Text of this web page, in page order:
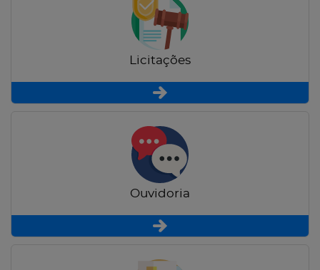
Licitações
Ouvidoria